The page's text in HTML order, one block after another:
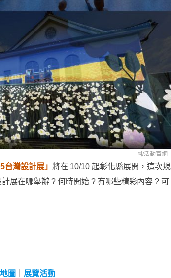
圖/活動官網
台灣設計展」 將在 10/10 起彰化縣展開，這次規
展在哪舉辦 ? 何時開始 ? 有哪些精彩內容 ? 可
圖
展覽活動